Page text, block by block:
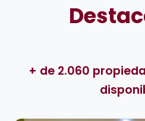
+ de 2.060